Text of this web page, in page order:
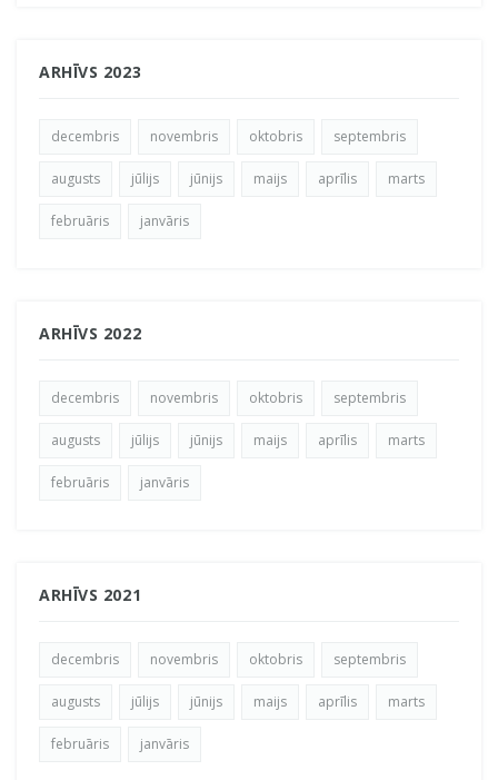
ARHĪVS 2023
decembris novembris oktobris septembris
augusts jūlijs jūnijs maijs aprīlis marts
februāris janvāris
ARHĪVS 2022
decembris novembris oktobris septembris
augusts jūlijs jūnijs maijs aprīlis marts
februāris janvāris
ARHĪVS 2021
decembris novembris oktobris septembris
augusts jūlijs jūnijs maijs aprīlis marts
februāris janvāris